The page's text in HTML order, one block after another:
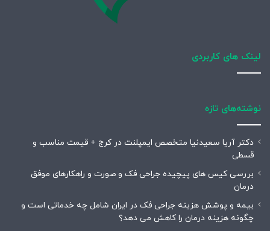
لینک های کاربردی
نوشته‌های تازه
دکتر آریا سعیدنیا متخصص ایمپلنت در کرج + قیمت مناسب و
قسطی
بررسی کیس های پیچیده جراحی فک و صورت و راهکارهای موفق
درمان
بیمه و پوشش هزینه جراحی فک در ایران شامل چه خدماتی است و
چگونه هزینه درمان را کاهش می دهد؟